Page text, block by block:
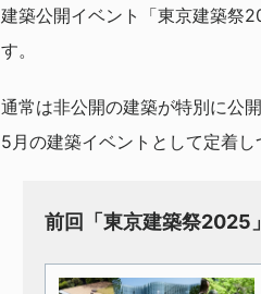
建築公開イベント「東京建築祭
す。
通常は非公開の建築が特別に公
5月の建築イベントとして定着し
前回「東京建築祭2025